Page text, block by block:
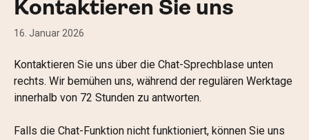
Kontaktieren Sie uns
16. Januar 2026
Kontaktieren Sie uns über die Chat-Sprechblase unten
rechts. Wir bemühen uns, während der regulären Werktage
innerhalb von 72 Stunden zu antworten.
Falls die Chat-Funktion nicht funktioniert, können Sie uns